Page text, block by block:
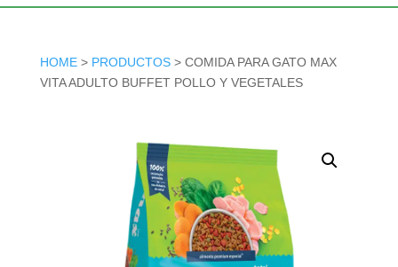
HOME> PRODUCTOS> COMIDA PARA GATO MAX
VITA ADULTO BUFFET POLLO Y VEGETALES